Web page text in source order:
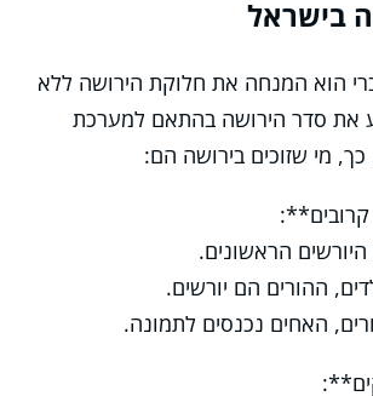
בישראל
הוא המנחה את חלוקת הירושה ללא
את סדר הירושה בהתאם למערכת
מי שזוכים בירושה הם:
הראשונים.
ההורים הם יורשים.
האחים נכנסים לתמונה.